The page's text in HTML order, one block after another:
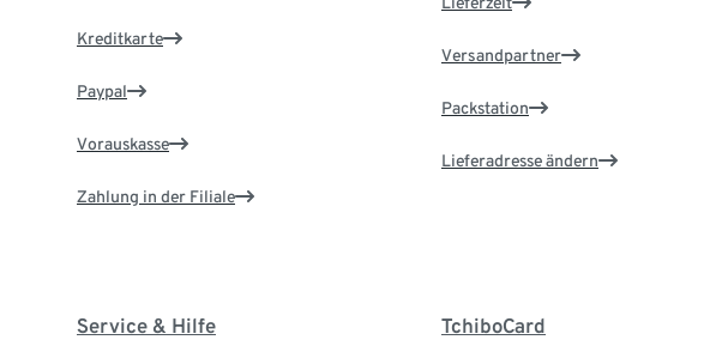
Kreditkarte
Paypal
Vorauskasse
Zahlung in der Filiale
Versandpartner
Packstation
Lieferadresse ändern
Service & Hilfe TchiboCard